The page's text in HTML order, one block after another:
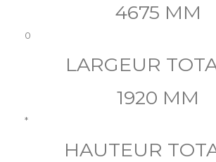
4675 MM
0
LARGEUR
1920 MM
*
HAUTEUR